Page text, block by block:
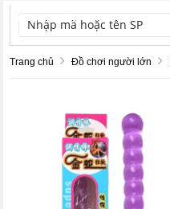
TÌM KIẾM
Trang chủ Đồ chơi người lớn